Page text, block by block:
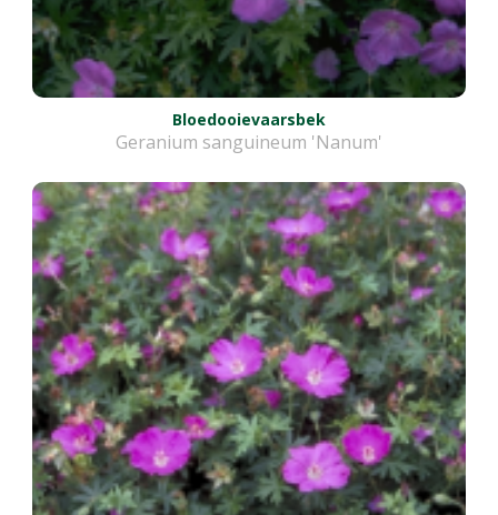
Bloedooievaarsbek
Geranium sanguineum 'Nanum'